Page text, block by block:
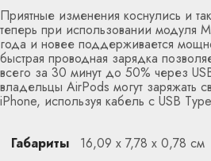
Приятные изменения коснулись и
теперь при использовании модуля
года и новее поддерживается
быстрая проводная зарядка
всего за 30 минут до 50% через
владельцы AirPods могут заряжать
iPhone, используя кабель с USB
Габариты 16,09 x 7,78 x 0,78 см